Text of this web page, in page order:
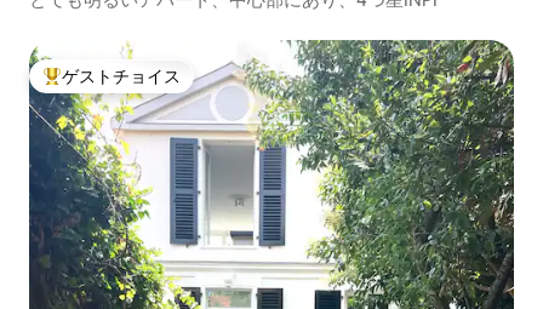
大好評のゲストチョイスです。
ゲストチョイス